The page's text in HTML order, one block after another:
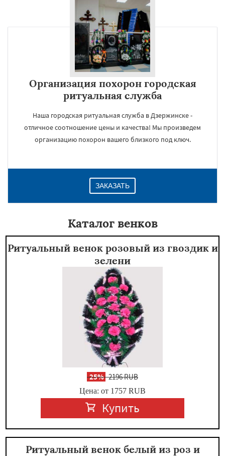
Организация похорон городская
ритуальная служба
Наша городская ритуальная служба в Дзержинске -
отличное соотношение цены и качества! Мы произведем
организацию похорон вашего близкого под ключ.
ЗАКАЗАТЬ
Каталог венков
Ритуальный венок розовый из гвоздик и
зелени
-25%2196 RUB
Цена: от 1757 RUB
Купить
Ритуальный венок белый из роз и